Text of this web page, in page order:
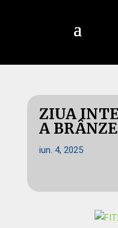
ZIUA
A
iun. 4, 2025